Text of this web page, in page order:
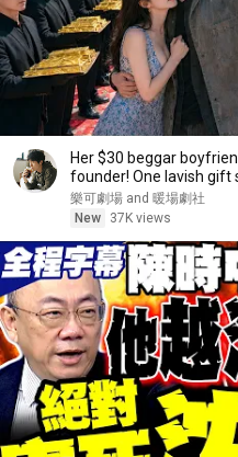
Her $30 beggar
founder! One lavish gift
樂可劇場 and 暖場劇社
New
37K views